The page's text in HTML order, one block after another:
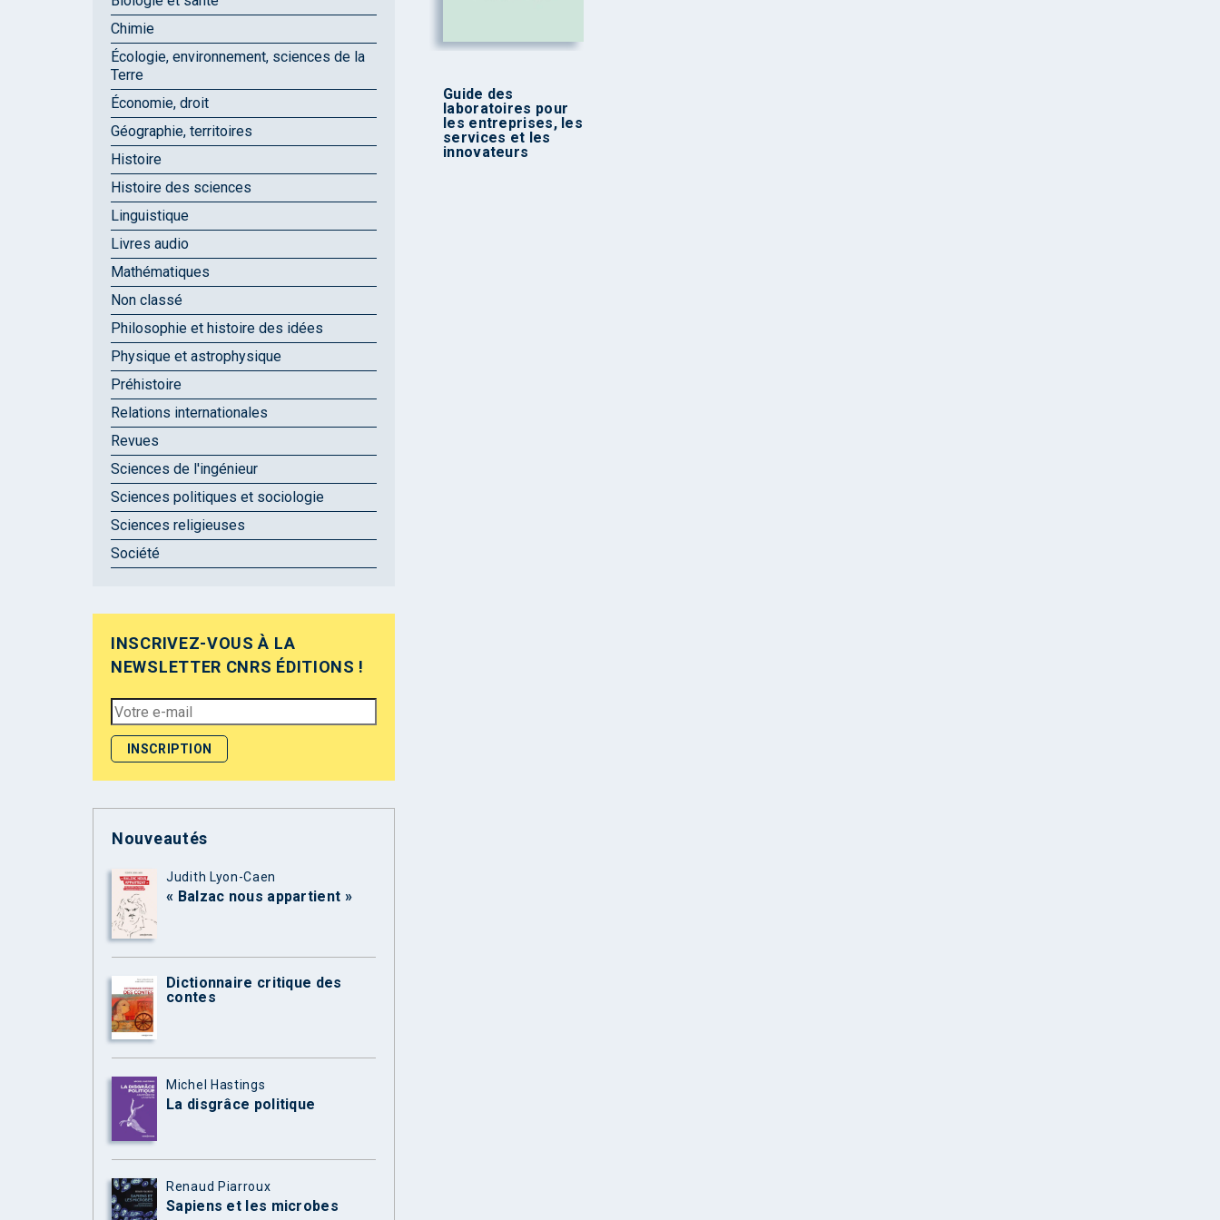
Guide des
laboratoires pour
les entreprises, les
services et les
innovateurs
Chimie
Écologie, environnement, sciences de la
Terre
Économie, droit
Géographie, territoires
Histoire
Histoire des sciences
Linguistique
Livres audio
Mathématiques
Non classé
Philosophie et histoire des idées
Physique et astrophysique
Préhistoire
Relations internationales
Revues
Sciences de l'ingénieur
Sciences politiques et sociologie
Sciences religieuses
Société
INSCRIVEZ-VOUS À LA
NEWSLETTER CNRS ÉDITIONS !
Nouveautés
Judith Lyon-Caen
« Balzac nous appartient »
Dictionnaire critique des
contes
Michel Hastings
La disgrâce politique
Renaud Piarroux
Sapiens et les microbes